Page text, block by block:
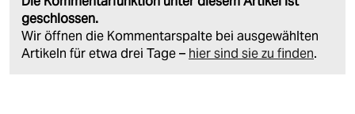
geschlossen.
Wir öffnen die Kommentarspalte bei ausgewählten
Artikeln für etwa drei Tage – hier sind sie zu finden.